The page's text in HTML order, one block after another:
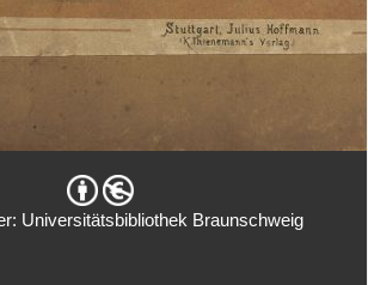
Universitätsbibliothek Braunschweig